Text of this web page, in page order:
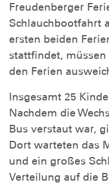
Freudenberger
Schlauchbootfahrt
ersten beiden
stattfindet,
den Ferien
Insgesamt 25
Nachdem die
Bus verstaut war,
Dort warteten das
und ein großes
Verteilung auf die